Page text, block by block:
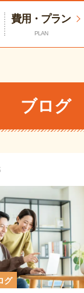
費用・プラン
PLAN
ブログ
グ